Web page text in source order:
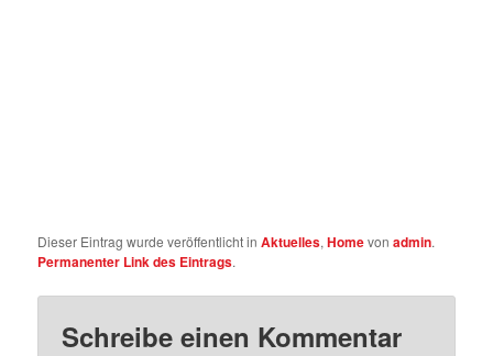
Dieser Eintrag wurde veröffentlicht inAktuelles,Homevonadmin.
Permanenter Link des Eintrags.
Schreibe einen Kommentar